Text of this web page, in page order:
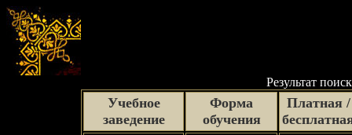
Результат
Учебное
заведение
Форма
обучения
Платная /